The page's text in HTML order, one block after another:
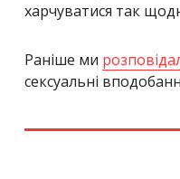
харчуватися так
Раніше ми
сексуальні